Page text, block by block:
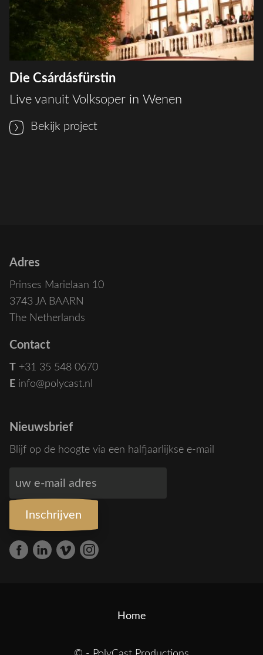
Die Csárdásfürstin
Live vanuit Volksoper in Wenen
Bekijk project
Adres
Prinses Marielaan 10
3743 JA BAARN
The Netherlands
Contact
T +31 35 548 0670
E info@polycast.nl
Nieuwsbrief
Blijf op de hoogte via een halfjaarlijkse e-mail
Home